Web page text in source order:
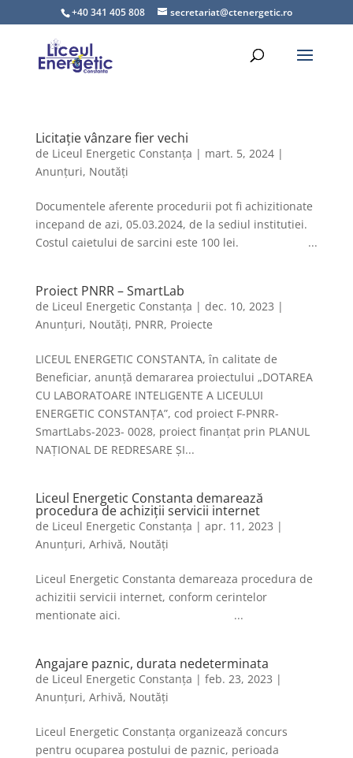
+40 341 405 808 secretariat@ctenergetic.ro
Licitație vânzare fier vechi
de Liceul Energetic Constanța | mart. 5, 2024|
Anunțuri, Noutăți
Documentele aferente procedurii pot fi achizitionate
incepand de azi, 05.03.2024, de la sediul institutiei.
Costul caietului de sarcini este 100 lei. ...
Proiect PNRR – SmartLab
de Liceul Energetic Constanța | dec. 10, 2023 |
Anunțuri, Noutăți, PNRR, Proiecte
LICEUL ENERGETIC CONSTANTA, în calitate de
Beneficiar, anunță demararea proiectului „DOTAREA
CU LABORATOARE INTELIGENTE A LICEULUI
ENERGETIC CONSTANȚA”, cod proiect F-PNRR-
SmartLabs-2023- 0028, proiect finanțat prin PLANUL
NAȚIONAL DE REDRESARE ȘI...
Liceul Energetic Constanta demarează
procedura de achiziții servicii internet
de Liceul Energetic Constanța | apr. 11, 2023 |
Anunțuri, Arhivă, Noutăți
Liceul Energetic Constanta demareaza procedura de
achizitii servicii internet, conform cerintelor
mentionate aici. ...
Angajare paznic, durata nedeterminata
de Liceul Energetic Constanța | feb. 23, 2023 |
Anunțuri, Arhivă, Noutăți
Liceul Energetic Constanța organizează concurs
pentru ocuparea postului de paznic, perioada